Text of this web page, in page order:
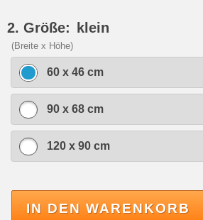
2. Größe: klein
(Breite x Höhe)
60 x 46 cm
90 x 68 cm
120 x 90 cm
IN DEN WARENKORB